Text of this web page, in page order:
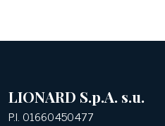
LIONARD S.p.A. s.u.
P.I. 01660450477